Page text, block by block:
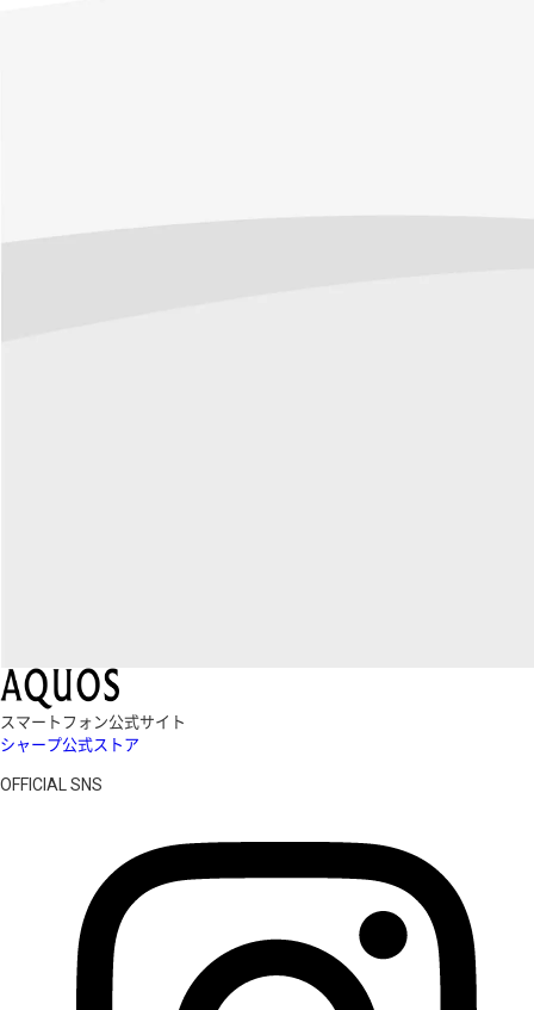
スマートフォン公式サイト
シャープ公式ストア
OFFICIAL SNS